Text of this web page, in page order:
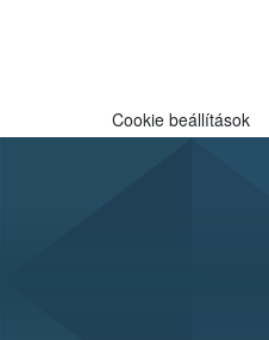
és ökológiai termesztésben is
Cookie beállítások